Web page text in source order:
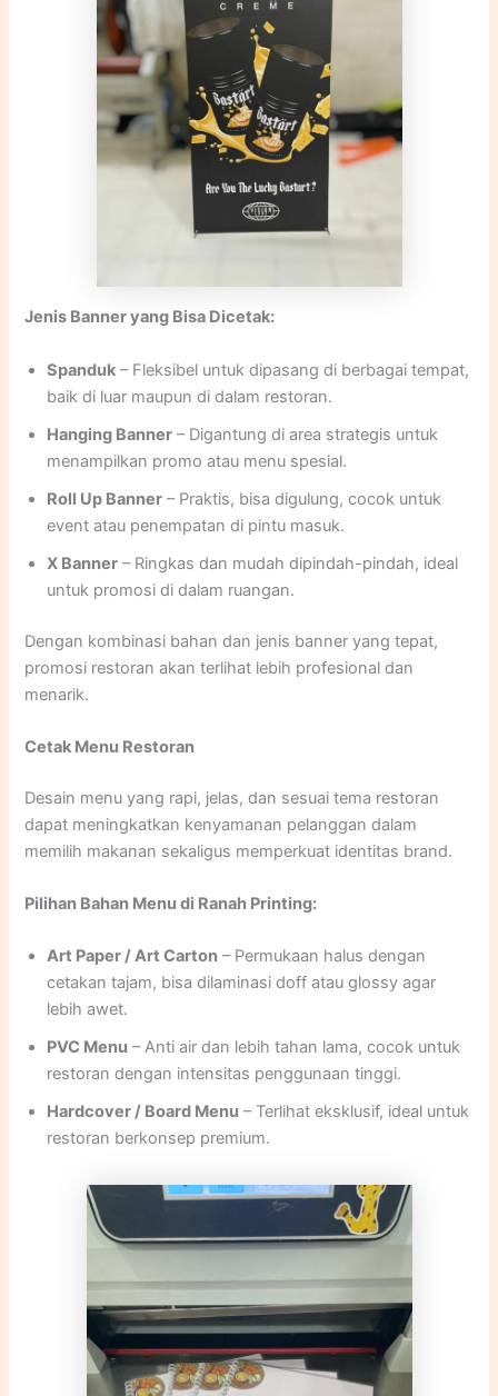
Jenis Banner yang Bisa Dicetak:
Spanduk – Fleksibel untuk dipasang di berbagai tempat,
baik di luar maupun di dalam restoran.
Hanging Banner – Digantung di area strategis untuk
menampilkan promo atau menu spesial.
Roll Up Banner – Praktis, bisa digulung, cocok untuk
event atau penempatan di pintu masuk.
X Banner – Ringkas dan mudah dipindah-pindah, ideal
untuk promosi di dalam ruangan.
Dengan kombinasi bahan dan jenis banner yang tepat,
promosi restoran akan terlihat lebih profesional dan
menarik.
Cetak Menu Restoran
Desain menu yang rapi, jelas, dan sesuai tema restoran
dapat meningkatkan kenyamanan pelanggan dalam
memilih makanan sekaligus memperkuat identitas brand.
Pilihan Bahan Menu di Ranah Printing:
Art Paper / Art Carton – Permukaan halus dengan
cetakan tajam, bisa dilaminasi doff atau glossy agar
lebih awet.
PVC Menu – Anti air dan lebih tahan lama, cocok untuk
restoran dengan intensitas penggunaan tinggi.
Hardcover / Board Menu – Terlihat eksklusif, ideal untuk
restoran berkonsep premium.